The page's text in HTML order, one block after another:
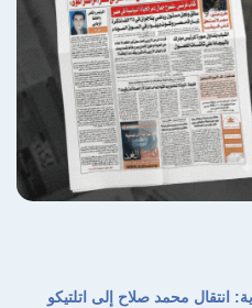
انتقال محمد صلاح إلى اتلتيكو